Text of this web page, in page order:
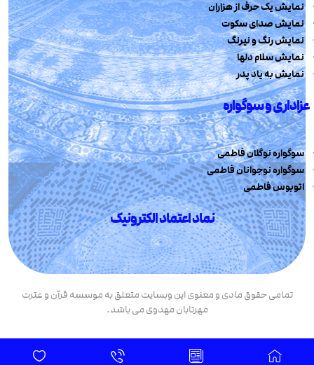
نمایش یک حرف از هزاران
نمایش صدای سکوت
نمایش رنگ و نیرنگ
نمایش سلام دلها
نمایش به یاد پدر
عزاداری و سوگواره
سوگواره نوگلان فاطمی
سوگواره نوجوانان فاطمی
اتوبوس فاطمی
نماد اعتماد الکترونیک
تمامی حقوق مادی و معنوی این وبسایت متعلق به موسسه قرآن و عترت
مهرتابان مهدوی می باشد.